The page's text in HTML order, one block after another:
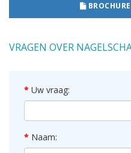
VRAGEN OVER
Uw vraag:
Naam: